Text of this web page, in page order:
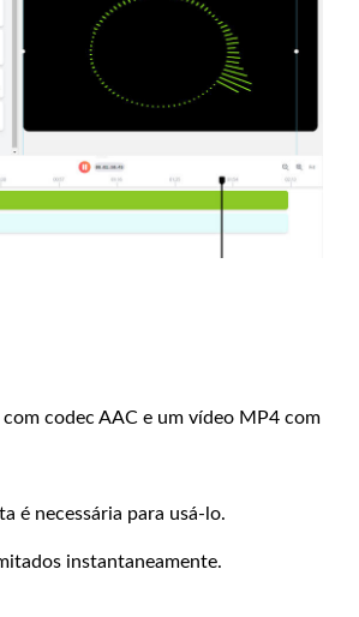
codec AAC e um vídeo MP4 com
é necessária para usá-lo.
instantaneamente.